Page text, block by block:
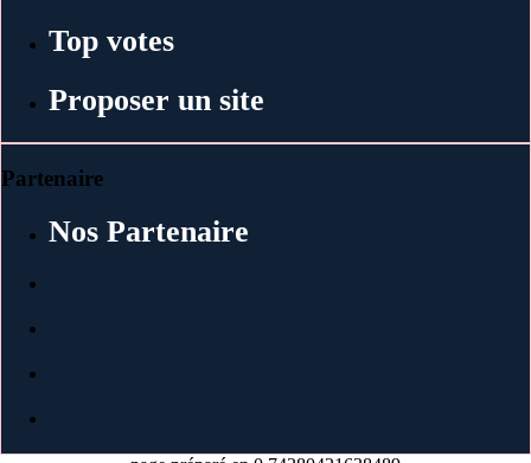
Top votes
Proposer un site
Partenaire
Nos Partenaire